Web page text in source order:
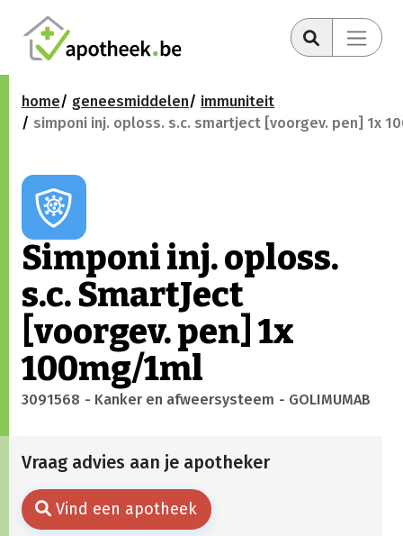
home geneesmiddelen
immuniteit
simponi inj. oploss. s.c. smartject [voorgev. pen] 1x
Simponi inj. oploss.
s.c. SmartJect
[voorgev. pen] 1x
100mg/1ml
3091568 - Kanker en afweersysteem - GOLIMUMAB
Vraag advies aan je apotheker
Vind een apotheek